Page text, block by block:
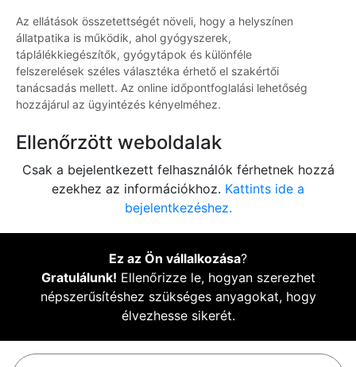
Az ellátások összetettségét növeli, hogy a helyszínen
állatpatika is működik, ahol gyógyszerek,
táplálékkiegészítők, gyógytápok és különféle
felszerelések széles választéka érhető el szakértői
tanácsadás mellett. Az online időpontfoglalási lehetőség
hozzájárul az ügyintézés kényelméhez.
Ellenőrzött weboldalak
Csak a bejelentkezett felhasználók férhetnek hozzá
ezekhez az információkhoz. Kattints ide a
bejelentkezéshez.
Ez az Ön vállalkozása?
Gratulálunk! Ellenőrizze le, hogyan szerezhet
népszerűsítéshez szükséges anyagokat, hogy
élvezhesse sikerét.